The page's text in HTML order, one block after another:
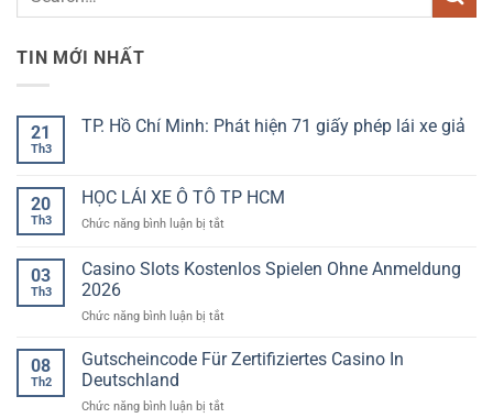
TIN MỚI NHẤT
21
Th3
TP. Hồ Chí Minh: Phát hiện 71 giấy phép lái xe giả
luận
ở
TP.
Minh:
Phát
hiện
giấy
xe
giả
20
Th3
HỌC LÁI XE Ô TÔ TP HCM
Chức năng bình luận bị tắt
LÁI
XE
TÔ
HCM
03
Th3
Casino Slots Kostenlos Spielen Ohne Anmeldung
2026
Chức năng bình luận bị tắt
Slots
Ohne
08
Th2
Gutscheincode Für Zertifiziertes Casino In
Deutschland
Chức năng bình luận bị tắt